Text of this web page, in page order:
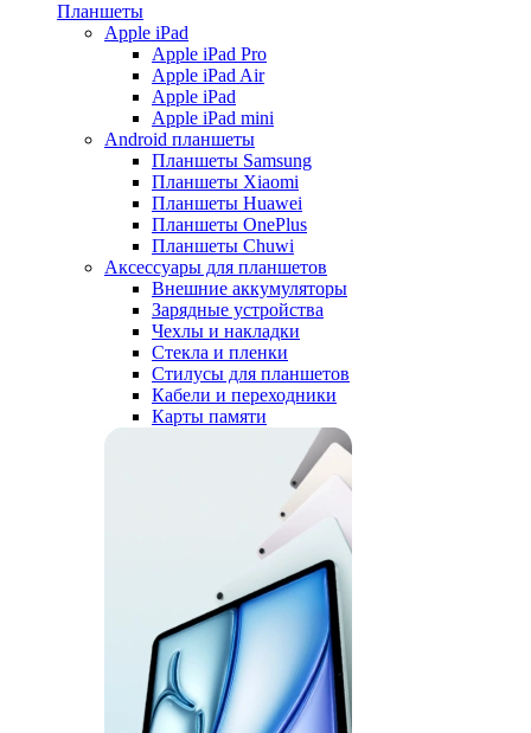
Планшеты
Apple iPad
Apple iPad Pro
Apple iPad Air
Apple iPad
Apple iPad mini
Android планшеты
Планшеты Samsung
Планшеты Xiaomi
Планшеты Huawei
Планшеты OnePlus
Планшеты Chuwi
Аксессуары для планшетов
Внешние аккумуляторы
Зарядные устройства
Чехлы и накладки
Стекла и пленки
Стилусы для планшетов
Кабели и переходники
Карты памяти